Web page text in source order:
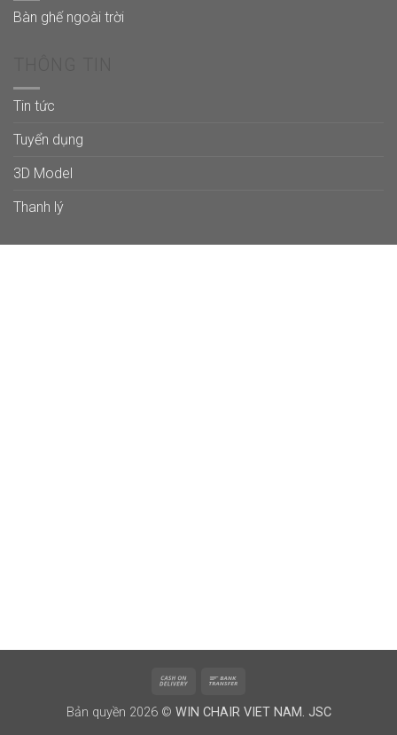
Bàn ghế ngoài trời
Tin tức
Tuyển dụng
3D Model
Thanh lý
Cash
Delivery
Bản quyền 2026 © WIN CHAIR VIET NAM. JSC